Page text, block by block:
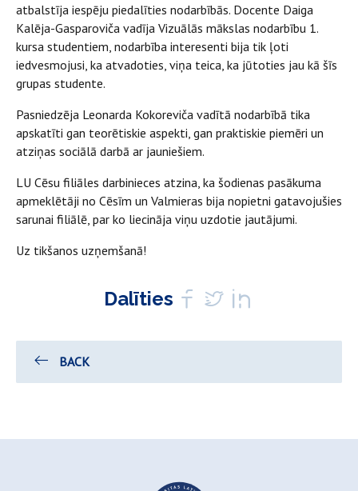
atbalstīja iespēju piedalīties nodarbībās. Docente Daiga
Kalēja-Gasparoviča vadīja Vizuālās mākslas nodarbību 1.
kursa studentiem, nodarbība interesenti bija tik ļoti
iedvesmojusi, ka atvadoties, viņa teica, ka jūtoties jau kā šīs
grupas studente.
Pasniedzēja Leonarda Kokoreviča vadītā nodarbībā tika
apskatīti gan teorētiskie aspekti, gan praktiskie piemēri un
atziņas sociālā darbā ar jauniešiem.
LU Cēsu filiāles darbinieces atzina, ka šodienas pasākuma
apmeklētāji no Cēsīm un Valmieras bija nopietni gatavojušies
sarunai filiālē, par ko liecināja viņu uzdotie jautājumi.
Uz tikšanos uzņemšanā!
Dalīties
BACK